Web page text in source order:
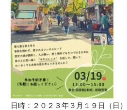
日時：２０２３年３月１９日（日